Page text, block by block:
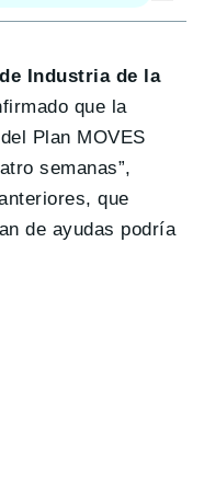
Industria de la
que la
Plan MOVES
semanas”,
que
de ayudas podría